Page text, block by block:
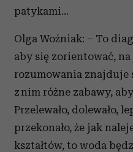
patykami...
Olga Woźniak: – To
aby się zorientować,
rozumowania znajduje
z nim różne zabawy,
Przelewało, dolewało,
przekonało, że jak
kształtów, to woda